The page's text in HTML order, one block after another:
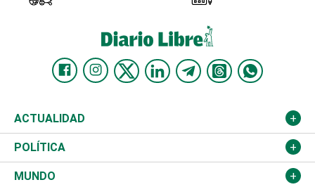
ACTUALIDAD
Nacional
Ciudad
POLÍTICA
Partidos
MUNDO